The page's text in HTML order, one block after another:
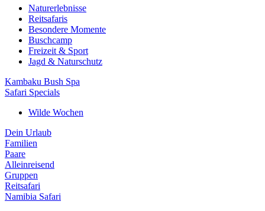
Naturerlebnisse
Reitsafaris
Besondere Momente
Buschcamp
Freizeit & Sport
Jagd & Naturschutz
Kambaku Bush Spa
Safari Specials
Wilde Wochen
Dein Urlaub
Familien
Paare
Alleinreisend
Gruppen
Reitsafari
Namibia Safari